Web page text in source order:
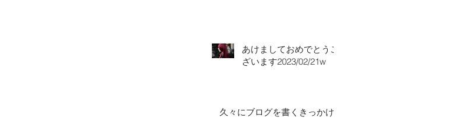
あけましておめでとうご
ざいます2023/02/21w
久々にブログを書くきっかけ